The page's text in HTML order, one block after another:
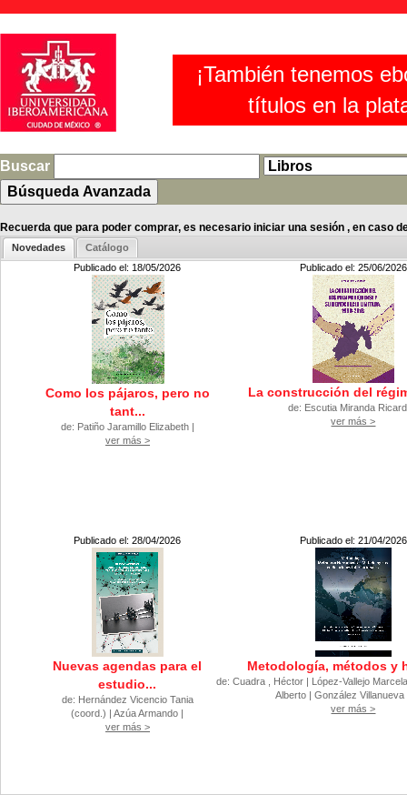
¡También tenemos
títulos en la
Buscar
Recuerda que para poder comprar, es necesario iniciar una sesión , en caso
Novedades
Catálogo
Publicado el: 18/05/2026
Como los pájaros, pero no
tant...
de: Patiño Jaramillo Elizabeth |
ver más >
Publicado el: 25/06/2026
La construcción del
de: Escutia Miranda
ver más >
Publicado el: 28/04/2026
Nuevas agendas para el
estudio...
de: Hernández Vicencio Tania
(coord.) | Azúa Armando |
ver más >
Publicado el: 21/04/2026
Metodología, métodos y
de: Cuadra , Héctor | López-Vallejo
Alberto | González Villanueva
ver más >